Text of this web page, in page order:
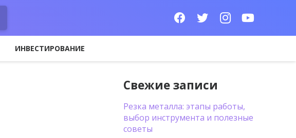
ИНВЕСТИРОВАНИЕ
Свежие записи
Резка металла: этапы работы,
выбор инструмента и полезные
советы